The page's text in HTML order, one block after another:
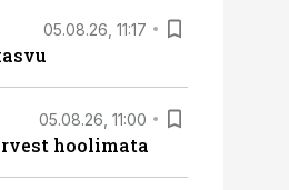
05.08.26, 11:17
05.08.26, 11:00
hoolimata